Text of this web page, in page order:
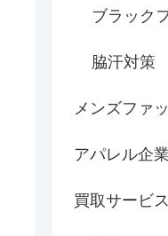
ブラック
脇汗対策
メンズファ
アパレル企
買取サービス